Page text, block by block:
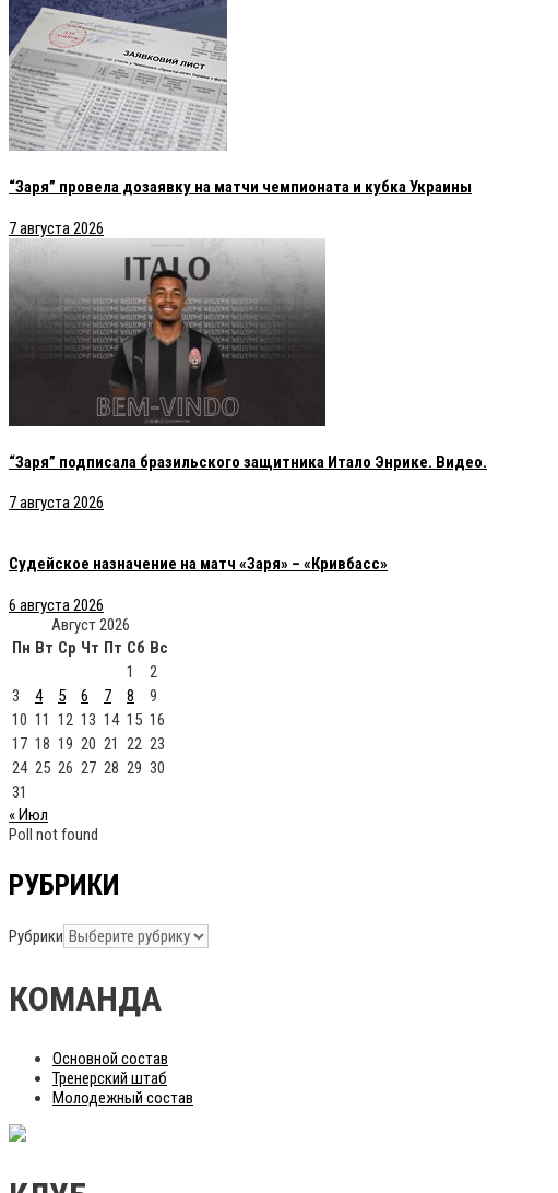
“Заря” провела дозаявку на матчи чемпионата и кубка Украины
7 августа 2026
“Заря” подписала бразильского защитника Итало Энрике. Видео.
7 августа 2026
Судейское назначение на матч «Заря» – «Кривбасс»
6 августа 2026
Август 2026
Пн Вт Ср Чт Пт Сб Вс
1
2
3
4 5 6 7 8
9
10 11 12 13 14 15 16
17 18 19 20 21 22 23
24 25 26 27 28 29 30
31
« Июл
Poll not found
РУБРИКИ
Рубрики
КОМАНДА
Основной состав
Тренерский штаб
Молодежный состав